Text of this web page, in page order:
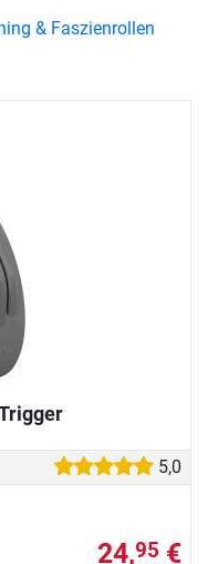
5,0
24,95 €
& Faszienrollen